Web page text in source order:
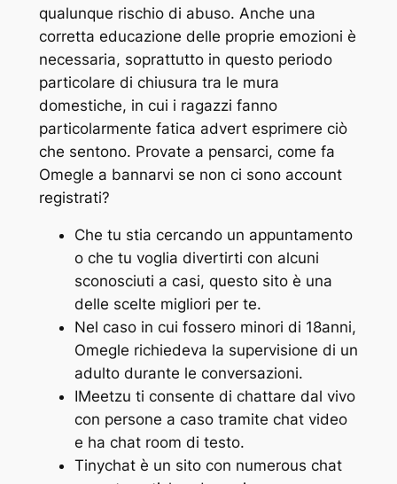
qualunque rischio di abuso. Anche una
corretta educazione delle proprie emozioni è
necessaria, soprattutto in questo periodo
particolare di chiusura tra le mura
domestiche, in cui i ragazzi fanno
particolarmente fatica advert esprimere ciò
che sentono. Provate a pensarci, come fa
Omegle a bannarvi se non ci sono account
registrati?
Che tu stia cercando un appuntamento
o che tu voglia divertirti con alcuni
sconosciuti a casi, questo sito è una
delle scelte migliori per te.
Nel caso in cui fossero minori di 18anni,
Omegle richiedeva la supervisione di un
adulto durante le conversazioni.
IMeetzu ti consente di chattare dal vivo
con persone a caso tramite chat video
e ha chat room di testo.
Tinychat è un sito con numerous chat